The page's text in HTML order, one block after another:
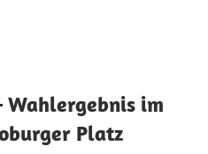
Wahlergebnis im
Platz